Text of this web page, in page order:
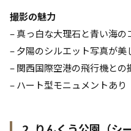
撮影の魅力
– 真っ白な大理石と青い海の
– 夕陽のシルエット写真が美
– 関西国際空港の飛行機との
– ハート型モニュメントあり